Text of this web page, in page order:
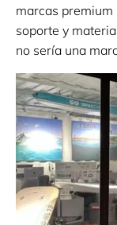
marcas
soporte y
no sería una